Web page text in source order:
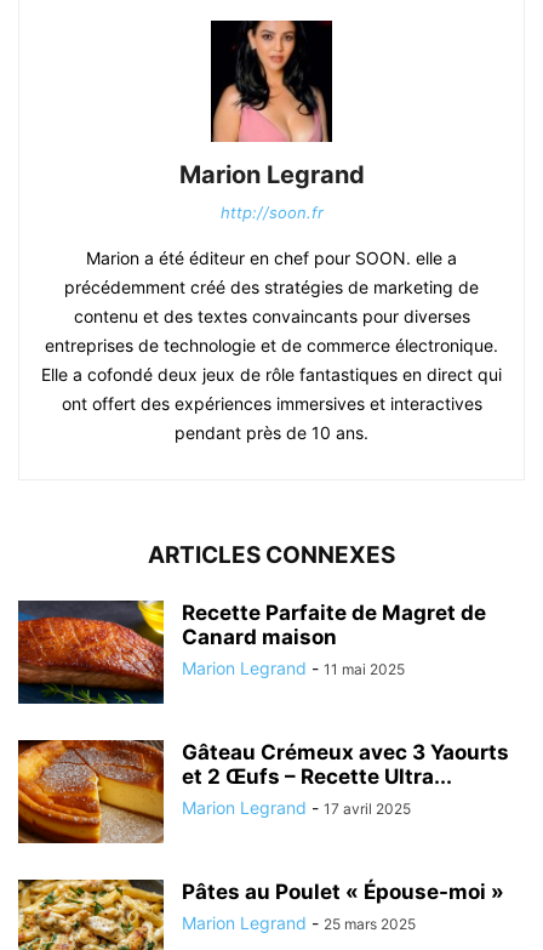
Marion Legrand
http://soon.fr
Marion a été éditeur en chef pour SOON. elle a
précédemment créé des stratégies de marketing de
contenu et des textes convaincants pour diverses
entreprises de technologie et de commerce électronique.
Elle a cofondé deux jeux de rôle fantastiques en direct qui
ont offert des expériences immersives et interactives
pendant près de 10 ans.
ARTICLES CONNEXES
Recette Parfaite de Magret de
Canard maison
Marion Legrand - 11 mai 2025
Gâteau Crémeux avec 3 Yaourts
et 2 Œufs – Recette Ultra...
Marion Legrand - 17 avril 2025
Pâtes au Poulet « Épouse-moi »
Marion Legrand - 25 mars 2025